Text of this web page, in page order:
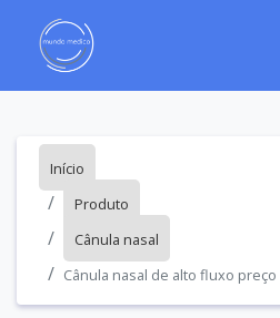
Início
Produto
Cânula nasal
Cânula nasal de alto fluxo preço